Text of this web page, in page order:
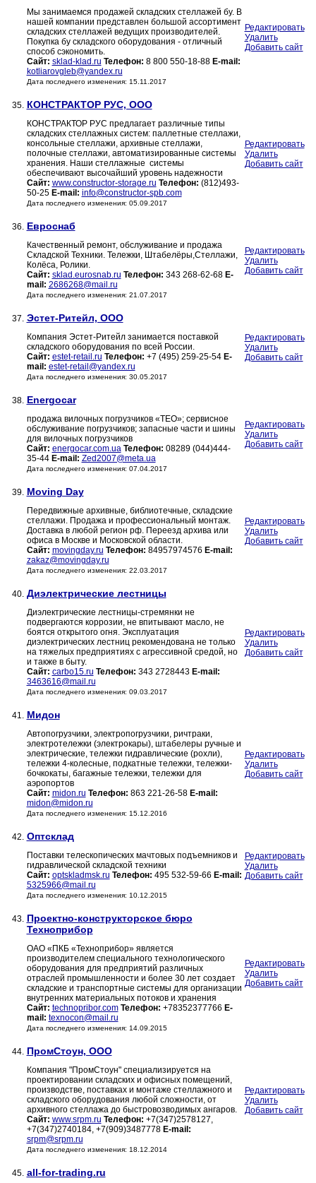
Мы занимаемся продажей складских стеллажей бу. В
нашей компании представлен большой ассортимент
складских стеллажей ведущих производителей.
Покупка бу складского оборудования - отличный
способ сэкономить.
Сайт: sklad-klad.ru Телефон: 8 800 550-18-88 E-mail:
kotliarovgleb@yandex.ru
Дата последнего изменения: 15.11.2017
Редактировать
Удалить
Добавить сайт
35. КОНСТРАКТОР РУС, ООО
КОНСТРАКТОР РУС предлагает различные типы
складских стеллажных систем: паллетные стеллажи,
консольные стеллажи, архивные стеллажи,
полочные стеллажи, автоматизированные системы
хранения. Наши стеллажные системы
обеспечивают высочайший уровень надежности
Сайт: www.constructor-storage.ru Телефон: (812)493-
50-25 E-mail: info@constructor-spb.com
Дата последнего изменения: 05.09.2017
Редактировать
Удалить
Добавить сайт
36. Евроснаб
Качественный ремонт, обслуживание и продажа
Складской Техники. Тележки, Штабелёры,Стеллажи,
Колёса, Ролики.
Сайт: sklad.eurosnab.ru Телефон: 343 268-62-68 E-
mail: 2686268@mail.ru
Дата последнего изменения: 21.07.2017
Редактировать
Удалить
Добавить сайт
37. Эстет-Ритейл, ООО
Компания Эстет-Ритейл занимается поставкой
складского оборудования по всей России.
Сайт: estet-retail.ru Телефон: +7 (495) 259-25-54 E-
mail: estet-retail@yandex.ru
Дата последнего изменения: 30.05.2017
Редактировать
Удалить
Добавить сайт
38. Energocar
продажа вилочных погрузчиков «ТЕО»; сервисное
обслуживание погрузчиков; запасные части и шины
для вилочных погрузчиков
Сайт: energocar.com.ua Телефон: 08289 (044)444-
35-44 E-mail: Zed2007@meta.ua
Дата последнего изменения: 07.04.2017
Редактировать
Удалить
Добавить сайт
39. Moving Day
Передвижные архивные, библиотечные, складские
стеллажи. Продажа и профессиональный монтаж.
Доставка в любой регион рф. Переезд архива или
офиса в Москве и Московской области.
Сайт: movingday.ru Телефон: 84957974576 E-mail:
zakaz@movingday.ru
Дата последнего изменения: 22.03.2017
Редактировать
Удалить
Добавить сайт
40. Диэлектрические лестницы
Диэлектрические лестницы-стремянки не
подвергаются коррозии, не впитывают масло, не
боятся открытого огня. Эксплуатация
диэлектрических лестниц рекомендована не только
на тяжелых предприятиях с агрессивной средой, но
и также в быту.
Сайт: carbo15.ru Телефон: 343 2728443 E-mail:
3463616@mail.ru
Дата последнего изменения: 09.03.2017
Редактировать
Удалить
Добавить сайт
41. Мидон
Автопогрузчики, электропогрузчики, ричтраки,
электротележки (электрокары), штабелеры ручные и
электрические, тележки гидравлические (рохли),
тележки 4-колесные, подкатные тележки, тележки-
бочкокаты, багажные тележки, тележки для
аэропортов
Сайт: midon.ru Телефон: 863 221-26-58 E-mail:
midon@midon.ru
Дата последнего изменения: 15.12.2016
Редактировать
Удалить
Добавить сайт
42. Оптсклад
Поставки телескопических мачтовых подъемников и
гидравлической складской техники
Сайт: optskladmsk.ru Телефон: 495 532-59-66 E-mail:
5325966@mail.ru
Дата последнего изменения: 10.12.2015
Редактировать
Удалить
Добавить сайт
43. Проектно-конструкторское бюро
Техноприбор
ОАО «ПКБ «Техноприбор» является
производителем специального технологического
оборудования для предприятий различных
отраслей промышленности и более 30 лет создает
складские и транспортные системы для организации
внутренних материальных потоков и хранения
Сайт: technopribor.com Телефон: +78352377766 E-
mail: texnocon@mail.ru
Дата последнего изменения: 14.09.2015
Редактировать
Удалить
Добавить сайт
44. ПромСтоун, ООО
Компания "ПромСтоун" специализируется на
проектировании складских и офисных помещений,
производстве, поставках и монтаже стеллажного и
складского оборудования любой сложности, от
архивного стеллажа до быстровозводимых ангаров.
Сайт: www.srpm.ru Телефон: +7(347)2578127,
+7(347)2740184, +7(909)3487778 E-mail:
srpm@srpm.ru
Дата последнего изменения: 18.12.2014
Редактировать
Удалить
Добавить сайт
45. all-for-trading.ru